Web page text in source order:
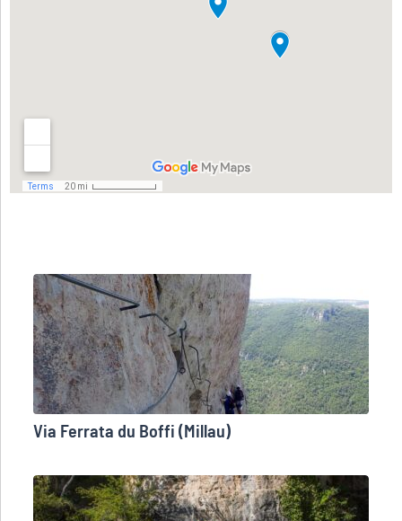
Via Ferrata du Boffi (Millau)